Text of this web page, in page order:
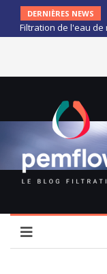
DERNIÈRES NEWS
Filtration de l'eau de